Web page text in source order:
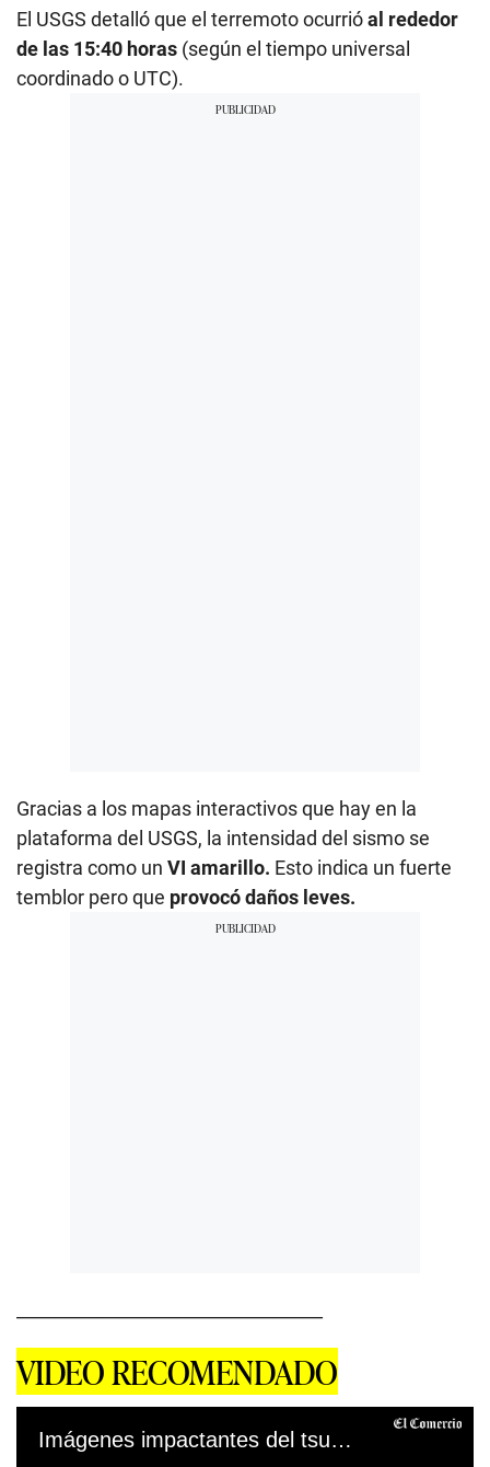
El USGS detalló que el terremoto ocurrióal rededor
de las 15:40 horas (según el tiempo universal
coordinado o UTC).
Gracias a los mapas interactivos que hay en la
plataforma del USGS, la intensidad del sismo se
registra como un VI amarillo. Esto indica un fuerte
temblor pero que provocó daños leves.
VIDEO RECOMENDADO
Imágenes impactantes del tsunami provocado por la erupción de un volcán submarino en Tonga